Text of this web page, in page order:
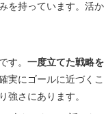
を持っています。活か
す。 一度立てた戦略を
実にゴールに近づくこ
強さにあります。